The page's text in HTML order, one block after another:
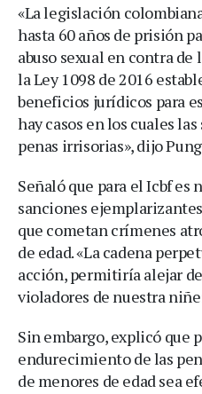
«La legislación
hasta 60 años de prisión
abuso sexual en contra
la Ley 1098 de 2016
beneficios jurídicos para
hay casos en los cuales
penas irrisorias», dijo
Señaló que para el Icbf es
sanciones
que cometan crímenes
de edad. «La cadena
acción, permitiría alejar
violadores de nuestra
Sin embargo, explicó que
endurecimiento de las
de menores de edad sea